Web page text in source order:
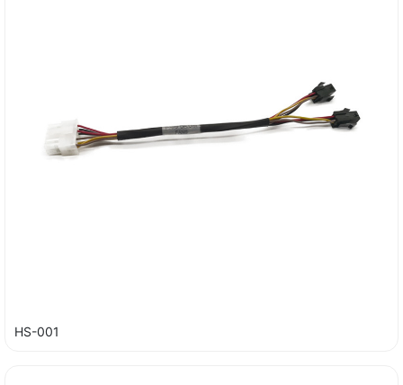
HS-001